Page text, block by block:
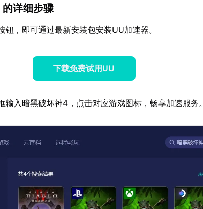
的详细步骤
钮，即可通过最新安装包安装UU加速器。
下载免费试用UU
输入暗黑破坏神4，点击对应游戏图标，畅享加速服务。